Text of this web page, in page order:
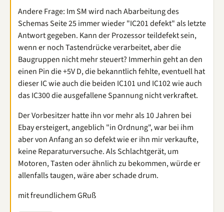
Andere Frage: Im SM wird nach Abarbeitung des
Schemas Seite 25 immer wieder "IC201 defekt" als letzte
Antwort gegeben. Kann der Prozessor teildefekt sein,
wenn er noch Tastendrücke verarbeitet, aber die
Baugruppen nicht mehr steuert? Immerhin geht an den
einen Pin die +5V D, die bekanntlich fehlte, eventuell hat
dieser IC wie auch die beiden IC101 und IC102 wie auch
das IC300 die ausgefallene Spannung nicht verkraftet.
Der Vorbesitzer hatte ihn vor mehr als 10 Jahren bei
Ebay ersteigert, angeblich "in Ordnung", war bei ihm
aber von Anfang an so defekt wie er ihn mir verkaufte,
keine Reparaturversuche. Als Schlachtgerät, um
Motoren, Tasten oder ähnlich zu bekommen, würde er
allenfalls taugen, wäre aber schade drum.
mit freundlichem GRuß